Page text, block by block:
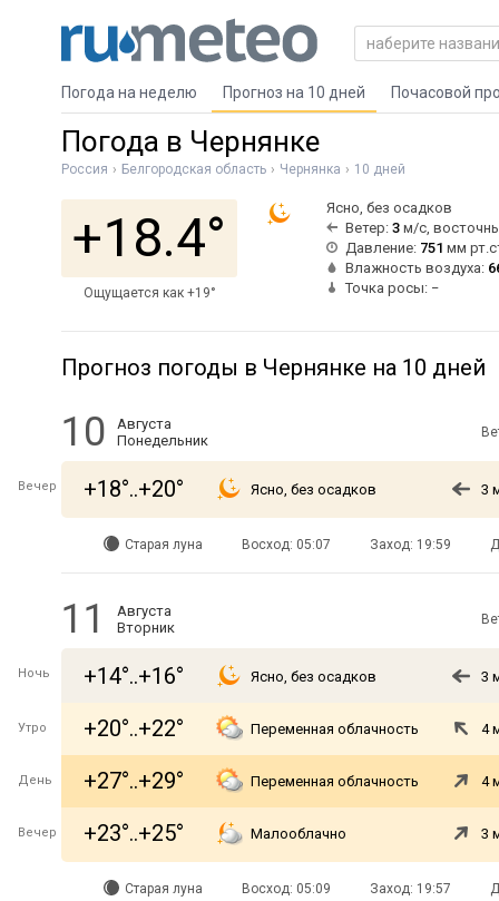
Погода на неделю Прогноз на 10 дней Почасовой
Погода в Чернянке
Россия Белгородская область Чернянка 10 дней
+18.4°
Ощущается как +19°
Ясно, без осадков
Ветер: 3 м/с,
Давление: 751 мм
Влажность воздуха:
Точка росы: −
Прогноз погоды в Чернянке на 10 дней
10
Августа
Понедельник
Вечер +18°..+20° Ясно, без осадков 3
Старая луна Восход: 05:07 Заход: 19:59
11
Августа
Вторник
Ночь +14°..+16° Ясно, без осадков 3
Утро +20°..+22° Переменная облачность 4
День +27°..+29° Переменная облачность 4
Вечер +23°..+25° Малооблачно 3
Старая луна Восход: 05:09 Заход: 19:57